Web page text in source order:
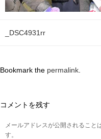
_DSC4931rr
Bookmark the permalink
コメントを残す
メールアドレスが公開されること
す。